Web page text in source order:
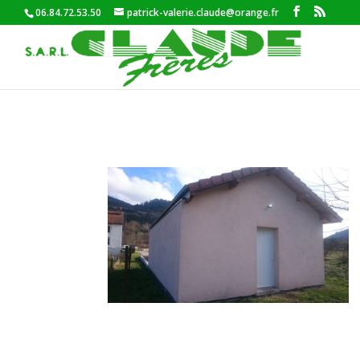
06.84.72.53.50 patrick-valerie.claude@orange.fr